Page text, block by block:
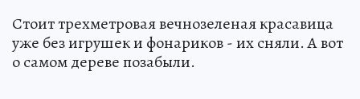
Стоит трехметровая вечнозеленая красавица
уже без игрушек и фонариков - их сняли. А вот
о самом дереве позабыли.